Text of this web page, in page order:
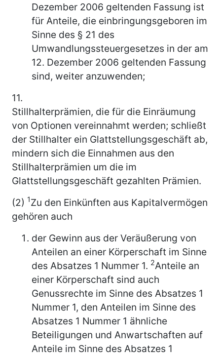
Dezember 2006 geltenden Fassung ist
für Anteile, die einbringungsgeboren im
Sinne des § 21 des
Umwandlungssteuergesetzes in der am
12. Dezember 2006 geltenden Fassung
sind, weiter anzuwenden;
11.
Stillhalterprämien, die für die Einräumung
von Optionen vereinnahmt werden; schließt
der Stillhalter ein Glattstellungsgeschäft ab,
mindern sich die Einnahmen aus den
Stillhalterprämien um die im
Glattstellungsgeschäft gezahlten Prämien.
(2) 1Zu den Einkünften aus Kapitalvermögen
gehören auch
der Gewinn aus der Veräußerung von
Anteilen an einer Körperschaft im Sinne
des Absatzes 1 Nummer 1. 2Anteile an
einer Körperschaft sind auch
Genussrechte im Sinne des Absatzes 1
Nummer 1, den Anteilen im Sinne des
Absatzes 1 Nummer 1 ähnliche
Beteiligungen und Anwartschaften auf
Anteile im Sinne des Absatzes 1